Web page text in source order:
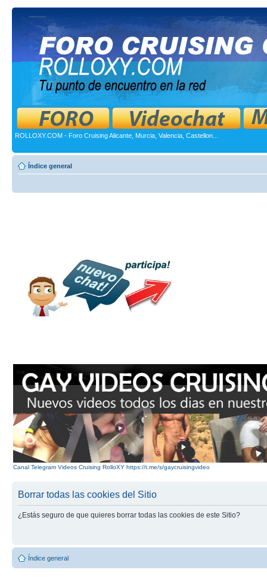
ROLLOXY.COM - Foro Cruising Alicante, Murcia, Valencia, Castellon...
Índice general
Canal Telegram Videos Cruising RolloXY https://t.me/s/gaycruisingvideo
Borrar todas las cookies del Sitio
¿Estás seguro de que quieres borrar todas las cookies de este Sitio?
Índice general